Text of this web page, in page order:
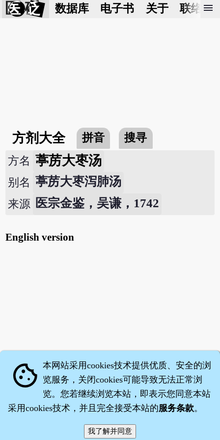
医 砭 数据库 电子书 关于 联络我
menu
方剂大全 拼音
搜寻
方名 葶苈大枣汤
别名 葶苈大枣泻肺汤
来源 医宗金鉴，吴谦，1742
English version
·沈药子©2008～2026
cookie 本网站采用cookies技术提供优质、安全的浏
览服务，关闭cookies可能导致无法正常浏
览。您若继续浏览本站，即表示您同意本站
采用cookies技术，并且完全接受本站的服务条款。